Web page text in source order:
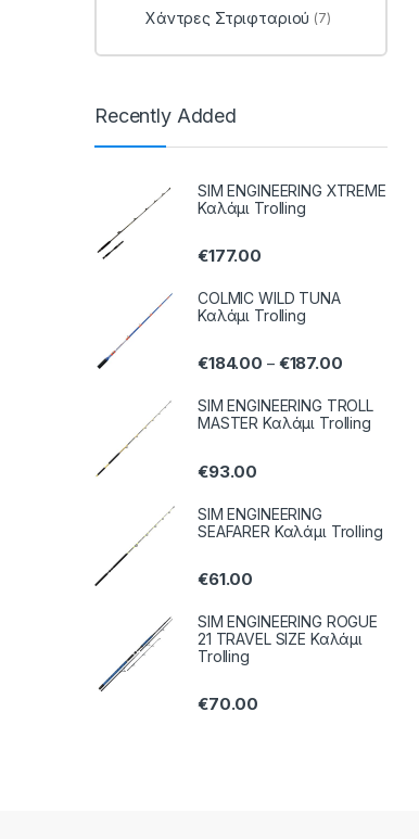
Χάντρες Στριφταριού (7)
Recently Added
SIM ENGINEERING XTREME
Καλάμι Trolling
€177.00
COLMIC WILD TUNA
Καλάμι Trolling
€184.00 – €187.00
SIM ENGINEERING TROLL
MASTER Καλάμι Trolling
€93.00
SIM ENGINEERING
SEAFARER Καλάμι Trolling
€61.00
SIM ENGINEERING ROGUE
21 TRAVEL SIZE Καλάμι
Trolling
€70.00